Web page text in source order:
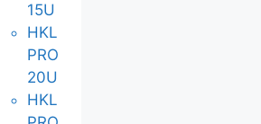
15U
HKL
PRO
20U
HKL